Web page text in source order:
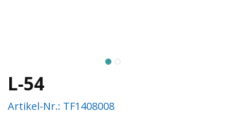
L-54
Artikel-Nr.: TF1408008